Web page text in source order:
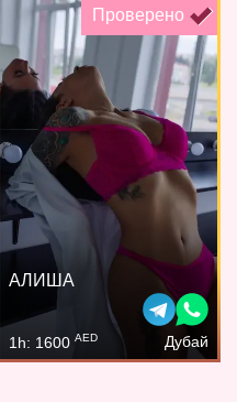
Проверено
АЛИША
1h: 1600 AED Дубай